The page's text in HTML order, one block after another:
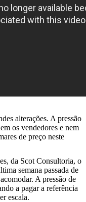
alterações. A pressão
os vendedores e nem
de preço neste
da Scot Consultoria, o
semana passada de
A pressão de
a pagar a referência
escala.